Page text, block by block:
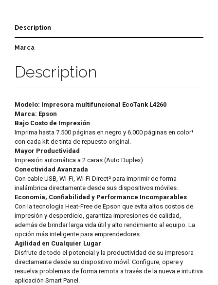
Description
Marca
Description
Modelo: Impresora multifuncional EcoTank L4260
Marca: Epson
Bajo Costo de Impresión
Imprima hasta 7.500 páginas en negro y 6.000 páginas en color¹
con cada kit de tinta de repuesto original.
Mayor Productividad
Impresión automática a 2 caras (Auto Duplex).
Conectividad Avanzada
Con cable USB, Wi-Fi, Wi-Fi Direct² para imprimir de forma
inalámbrica directamente desde sus dispositivos móviles.
Economía, Confiabilidad y Performance Incomparables
Con la tecnología Heat-Free de Epson que evita altos costos de
impresión y desperdicio, garantiza impresiones de calidad,
además de brindar larga vida útil y alto rendimiento al equipo. La
opción más inteligente para emprendedores.
Agilidad en Cualquier Lugar
Disfrute de todo el potencial y la productividad de su impresora
directamente desde su dispositivo móvil. Configure, opere y
resuelva problemas de forma remota a través de la nueva e intuitiva
aplicación Smart Panel.